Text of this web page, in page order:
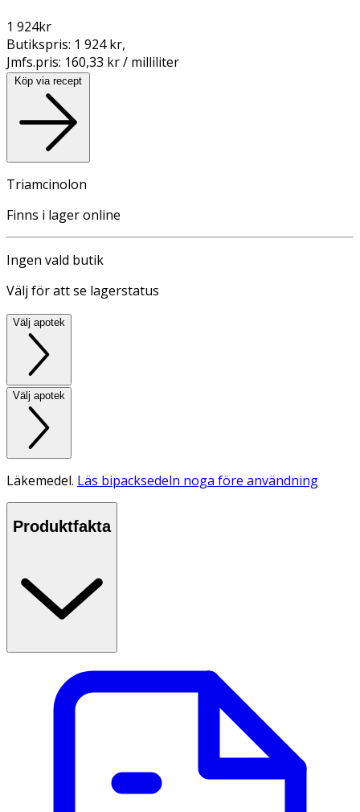
1 924kr
Butikspris: 1 924 kr,
Jmfs.pris: 160,33 kr / milliliter
Köp via recept
Triamcinolon
Finns i lager online
Ingen vald butik
Välj för att se lagerstatus
Välj apotek
Välj apotek
Läkemedel. Läs bipacksedeln noga före användning
Produktfakta